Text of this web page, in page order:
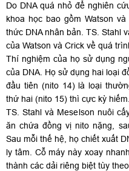
Do DNA quá nhỏ để nghiên
khoa học bao gồm Watson
thức DNA nhân bản. TS. Stahl
của Watson và Crick về quá
Thí nghiệm của họ sử dụng
của DNA. Họ sử dụng hai loại
đầu tiên (nito 14) là loại
thứ hai (nito 15) thì cực kỳ hiếm.
TS. Stahl và Meselson nuôi
ăn chứa đồng vị nito nặng,
Sau mỗi thế hệ, họ chiết xuất
ly tâm. Cỗ máy này xoay
thành các dải riêng biệt tùy